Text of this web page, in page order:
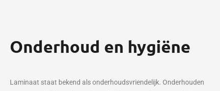
Onderhoud en hygiëne
Laminaat staat bekend als onderhoudsvriendelijk. Onderhouden